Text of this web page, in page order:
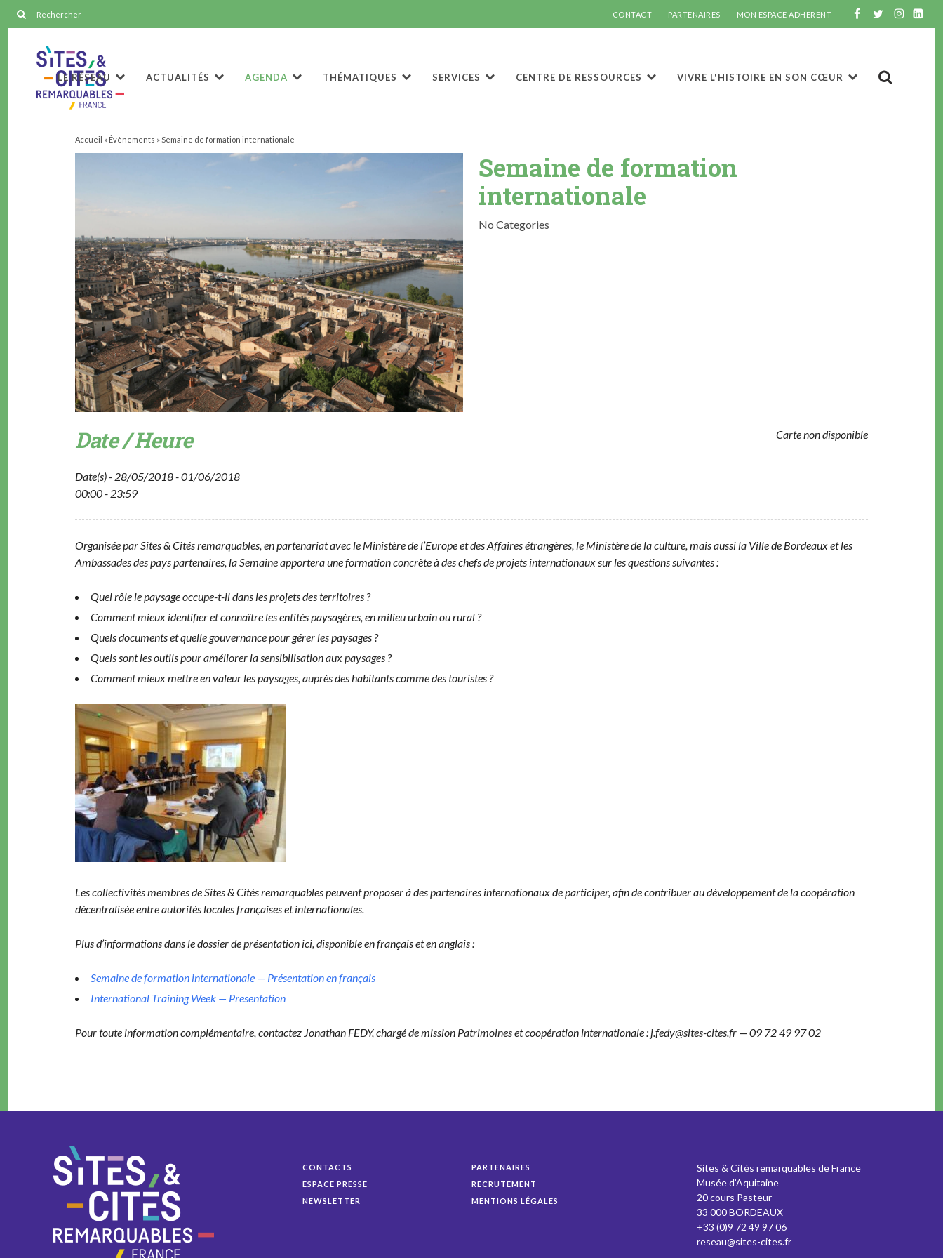
CONTACT PARTENAIRES MON ESPACE ADHÉRENT
LE RÉSEAU ACTUALITÉS AGENDA THÉMATIQUES SERVICES CENTRE DE RESSOURCES VIVRE L'HISTOIRE EN SON CŒUR
Accueil » Évènements » Semaine de formation internationale
Semaine de formation
internationale
No Categories
Carte non disponible
Date / Heure
Date(s) - 28/05/2018 - 01/06/2018
00:00 - 23:59
Organ­isée par Sites & Cités remar­quables, en parte­nar­i­at avec le Min­istère de l’Europe et des Affaires étrangères, le Min­istère de la cul­ture, mais aus­si la Ville de Bor­deaux et les
Ambas­sades des pays parte­naires, la Semaine apportera une for­ma­tion con­crète à des chefs de pro­jets inter­na­tionaux sur les ques­tions suivantes :
Quel rôle le paysage occupe-t-il dans les pro­jets des territoires ?
Com­ment mieux iden­ti­fi­er et con­naître les entités paysagères, en milieu urbain ou rural ?
Quels doc­u­ments et quelle gou­ver­nance pour gér­er les paysages ?
Quels sont les out­ils pour amélior­er la sen­si­bil­i­sa­tion aux paysages ?
Com­ment mieux met­tre en valeur les paysages, auprès des habi­tants comme des touristes ?
Les col­lec­tiv­ités mem­bres de Sites & Cités remar­quables peu­vent pro­pos­er à des parte­naires inter­na­tionaux de par­ticiper, afin de con­tribuer au développe­ment de la coopéra­tion
décen­tral­isée entre autorités locales français­es et internationales.
Plus d’informations dans le dossier de présen­ta­tion ici, disponible en français et en anglais :
Semaine de for­ma­tion inter­na­tionale — Présen­ta­tion en français
Inter­na­tion­al Train­ing Week — Presentation
Pour toute infor­ma­tion com­plé­men­taire, con­tactez Jonathan FEDY, chargé de mis­sion Pat­ri­moines et coopéra­tion inter­na­tionale : j.fedy@sites-cites.fr — 09 72 49 97 02
CONTACTS
ESPACE PRESSE
NEWSLETTER
PARTENAIRES
RECRUTEMENT
MENTIONS LÉGALES
Sites & Cités remarquables de France
Musée d’Aquitaine
20 cours Pasteur
33 000 BORDEAUX
+33 (0)9 72 49 97 06
reseau@sites-cites.fr